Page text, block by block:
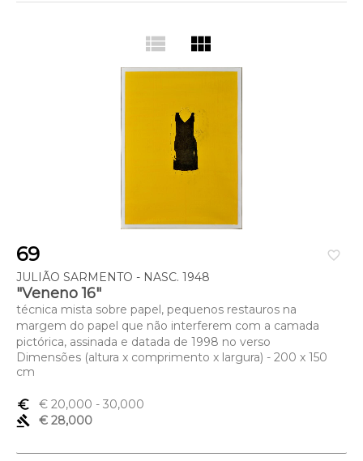
view_list view_module
favorite_border
69
JULIÃO SARMENTO - NASC. 1948
"Veneno 16"
técnica mista sobre papel, pequenos restauros na
margem do papel que não interferem com a camada
pictórica, assinada e datada de 1998 no verso
Dimensões (altura x comprimento x largura) - 200 x 150
cm
euro_symbol € 20,000 - 30,000
gavel
€ 28,000